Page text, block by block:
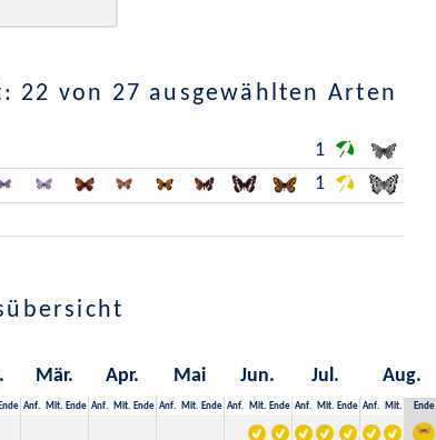
22 von 27 ausgewählten Arten
1
1
Mär. Apr. Mai Jun. Jul. Aug.
Ende Anf. Mit. Ende Anf. Mit. Ende Anf. Mit. Ende Anf. Mit. Ende Anf. Mit. Ende Anf. Mit. Ende